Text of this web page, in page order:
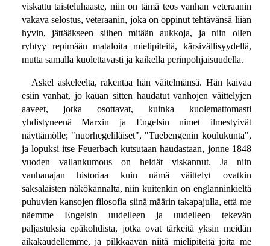
viskattu taisteluhaaste, niin on tämä teos vanhan veteraanin
vakava selostus, veteraanin, joka on oppinut tehtävänsä liian
hyvin, jättääkseen siihen mitään aukkoja, ja niin ollen
ryhtyy repimään mataloita mielipiteitä, kärsivällisyydellä,
mutta samalla kuolettavasti ja kaikella perinpohjaisuudella.
Askel askeleelta, rakentaa hän väitelmänsä. Hän kaivaa
esiin vanhat, jo kauan sitten haudatut vanhojen väittelyjen
aaveet, jotka osottavat, kuinka kuolemattomasti
yhdistyneenä Marxin ja Engelsin nimet ilmestyivät
näyttämölle; "nuorhegeliläiset", "Tuebengenin koulukunta",
ja lopuksi itse Feuerbach kutsutaan haudastaan, jonne 1848
vuoden vallankumous on heidät viskannut. Ja niin
vanhanajan historiaa kuin nämä väittelyt ovatkin
saksalaisten näkökannalta, niin kuitenkin on englanninkieltä
puhuvien kansojen filosofia siinä määrin takapajulla, että me
näemme Engelsin uudelleen ja uudelleen tekevän
paljastuksia epäkohdista, jotka ovat tärkeitä yksin meidän
aikakaudellemme, ja pilkkaavan niitä mielipiteitä joita me